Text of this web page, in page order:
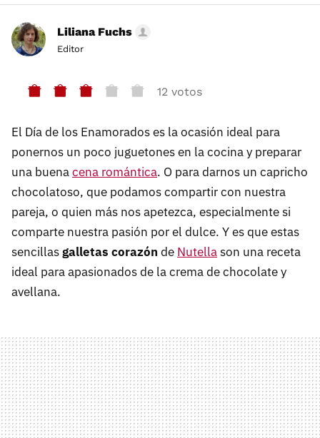
Liliana Fuchs
Editor
12 votos
El Día de los Enamorados es la ocasión ideal para
ponernos un poco juguetones en la cocina y preparar
una buenacena romántica. O para darnos un capricho
chocolatoso, que podamos compartir con nuestra
pareja, o quien más nos apetezca, especialmente si
comparte nuestra pasión por el dulce. Y es que estas
sencillasgalletas corazón de Nutellason una receta
ideal para apasionados de la crema de chocolate y
avellana.